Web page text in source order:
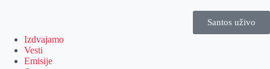
Santos uživo
Izdvajamo
Vesti
Emisije